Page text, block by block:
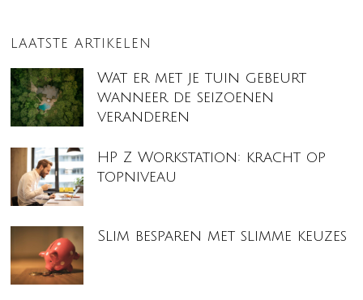
LAATSTE ARTIKELEN
Wat er met je tuin gebeurt
wanneer de seizoenen
veranderen
HP Z Workstation: kracht op
topniveau
Slim besparen met slimme keuzes